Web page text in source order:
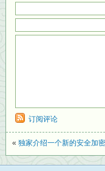
订阅评论
« 独家介绍一个新的安全加